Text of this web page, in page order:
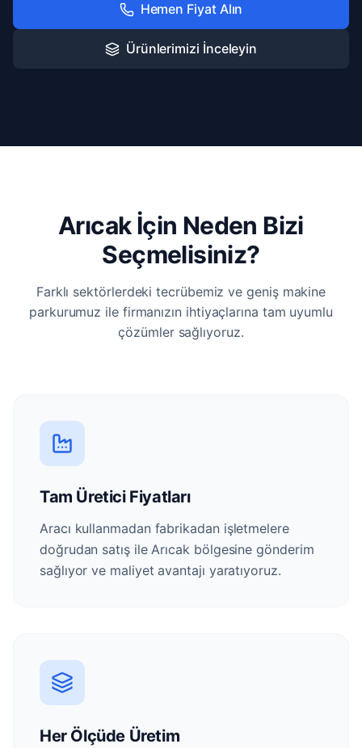
Hemen Fiyat Alın
Ürünlerimizi İnceleyin
Arıcak İçin Neden Bizi
Seçmelisiniz?
Farklı sektörlerdeki tecrübemiz ve geniş makine
parkurumuz ile firmanızın ihtiyaçlarına tam uyumlu
çözümler sağlıyoruz.
Tam Üretici Fiyatları
Aracı kullanmadan fabrikadan işletmelere
doğrudan satış ile Arıcak bölgesine gönderim
sağlıyor ve maliyet avantajı yaratıyoruz.
Her Ölçüde Üretim